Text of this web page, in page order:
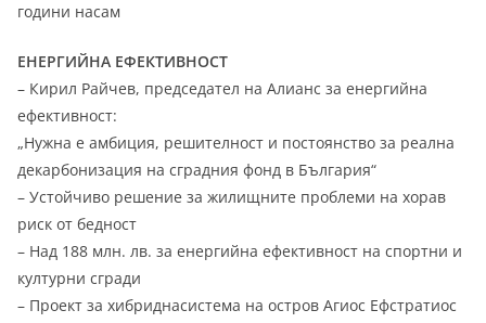
години насам
ЕНЕРГИЙНА ЕФЕКТИВНОСТ
– Кирил Райчев, председател на Алианс за енергийна
ефективност:
„Нужна е амбиция, решителност и постоянство за реална
декарбонизация на сградния фонд в България“
– Устойчиво решение за жилищните проблеми на хорав
риск от бедност
– Над 188 млн. лв. за енергийна ефективност на спортни и
културни сгради
– Проект за хибриднасистема на остров Агиос Ефстратиос